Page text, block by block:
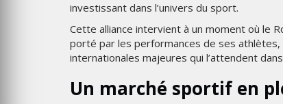
investissant dans l’univers du sport.
Cette alliance intervient à un moment où le
porté par les performances de ses
internationales majeures qui l’attendent
Un marché sportif en
SAMEDI 1 AOÛT 2026